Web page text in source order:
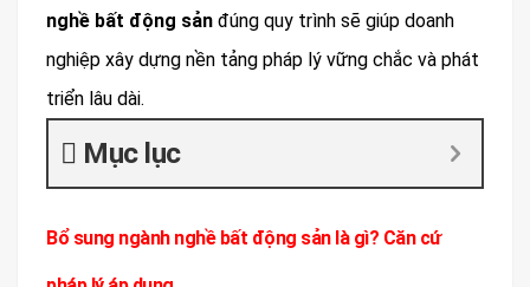
nghề bất động sản đúng quy trình sẽ giúp doanh
nghiệp xây dựng nền tảng pháp lý vững chắc và phát
triển lâu dài.
Mục lục
Bổ sung ngành nghề bất động sản là gì? Căn cứ